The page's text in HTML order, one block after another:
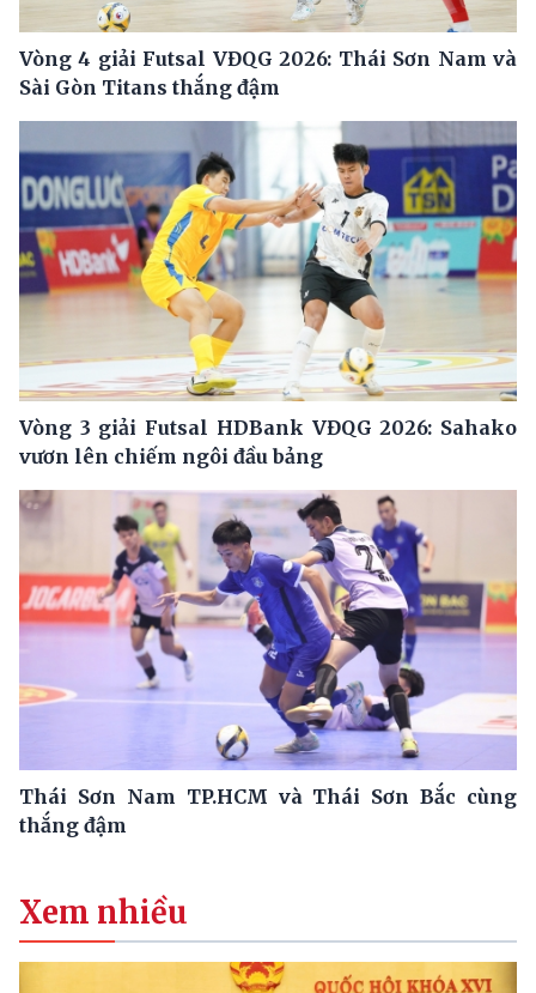
Vòng 4 giải Futsal VĐQG 2026: Thái Sơn Nam và
Sài Gòn Titans thắng đậm
Vòng 3 giải Futsal HDBank VĐQG 2026: Sahako
vươn lên chiếm ngôi đầu bảng
Thái Sơn Nam TP.HCM và Thái Sơn Bắc cùng
thắng đậm
Xem nhiều